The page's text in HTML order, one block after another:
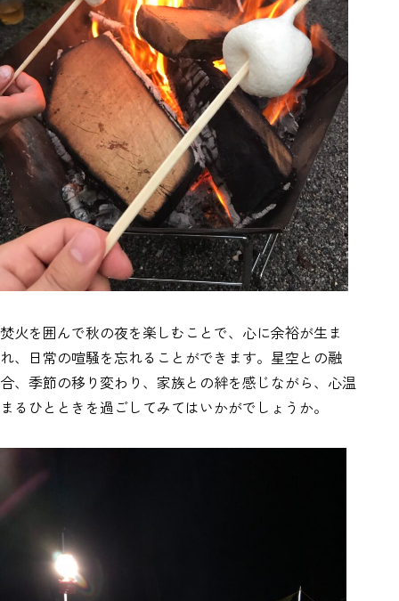
焚火を囲んで秋の夜を楽しむことで、心に余裕が生ま
れ、日常の喧騒を忘れることができます。星空との融
合、季節の移り変わり、家族との絆を感じながら、心温
まるひとときを過ごしてみてはいかがでしょうか。